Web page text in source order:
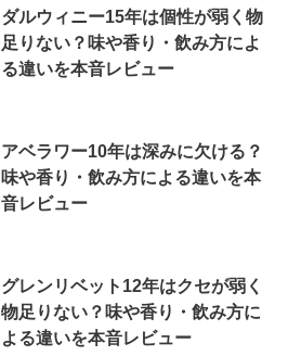
ダルウィニー15年は個性が弱く物
足りない？味や香り・飲み方によ
る違いを本音レビュー
アベラワー10年は深みに欠ける？
味や香り・飲み方による違いを本
音レビュー
グレンリベット12年はクセが弱く
物足りない？味や香り・飲み方に
よる違いを本音レビュー